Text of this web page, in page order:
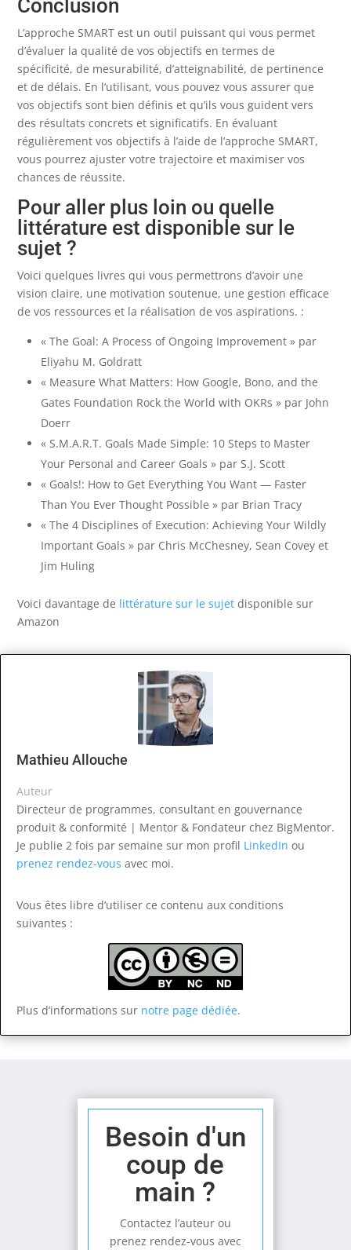
Conclusion
L’approche SMART est un outil puissant qui vous permet
d’évaluer la qualité de vos objectifs en termes de
spécificité, de mesurabilité, d’atteignabilité, de pertinence
et de délais. En l’utilisant, vous pouvez vous assurer que
vos objectifs sont bien définis et qu’ils vous guident vers
des résultats concrets et significatifs. En évaluant
régulièrement vos objectifs à l’aide de l’approche SMART,
vous pourrez ajuster votre trajectoire et maximiser vos
chances de réussite.
Pour aller plus loin ou quelle
littérature est disponible sur le
sujet ?
Voici quelques livres qui vous permettrons d’avoir une
vision claire, une motivation soutenue, une gestion efficace
de vos ressources et la réalisation de vos aspirations. :
« The Goal: A Process of Ongoing Improvement » par
Eliyahu M. Goldratt
« Measure What Matters: How Google, Bono, and the
Gates Foundation Rock the World with OKRs » par John
Doerr
« S.M.A.R.T. Goals Made Simple: 10 Steps to Master
Your Personal and Career Goals » par S.J. Scott
« Goals!: How to Get Everything You Want — Faster
Than You Ever Thought Possible » par Brian Tracy
« The 4 Disciplines of Execution: Achieving Your Wildly
Important Goals » par Chris McChesney, Sean Covey et
Jim Huling
Voici davantage de littérature sur le sujetdisponible sur
Amazon
Mathieu Allouche
Auteur
Directeur de programmes, consultant en gouvernance
produit & conformité | Mentor & Fondateur chez BigMentor.
Je publie 2 fois par semaine sur mon profil LinkedIn ou
prenez rendez-vous avec moi.
Vous êtes libre d’utiliser ce contenu aux conditions
suivantes :
Plus d’informations sur notre page dédiée.
Besoin d'un
coup de
main ?
Contactez l’auteur ou
prenez rendez-vous avec